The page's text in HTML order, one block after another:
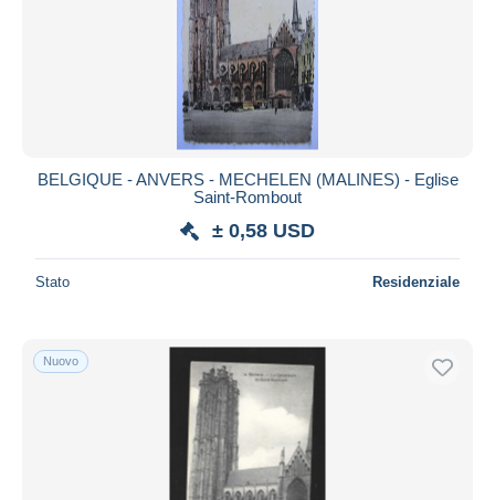
BELGIQUE - ANVERS - MECHELEN (MALINES) - Eglise
Saint-Rombout
± 0,58 USD
Stato Residenziale
Nuovo